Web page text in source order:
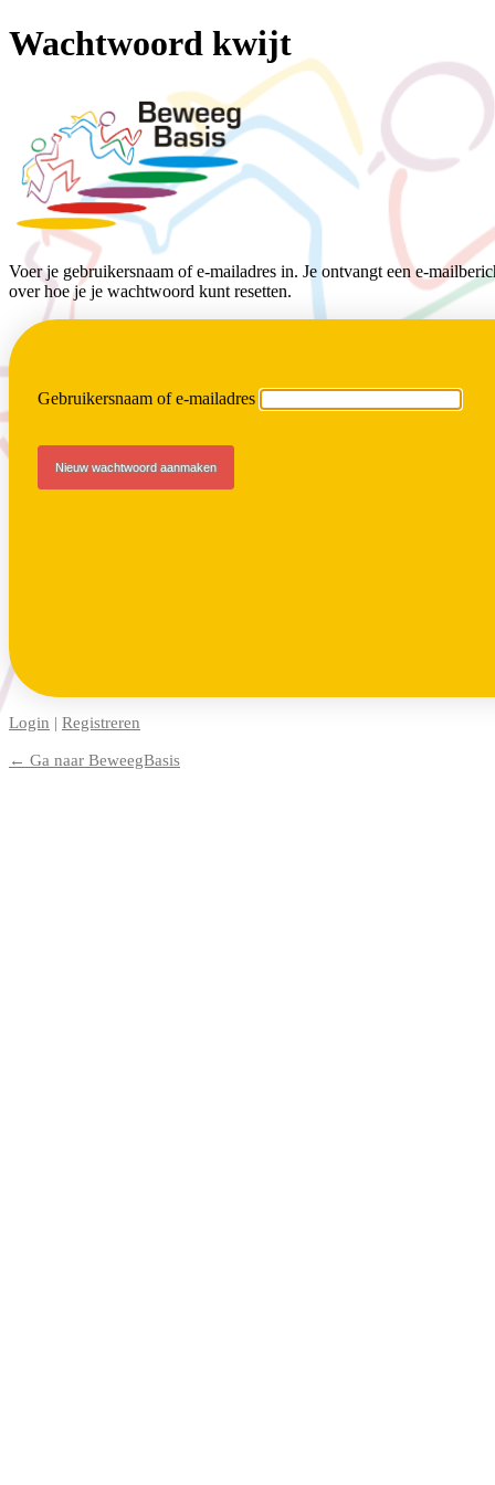
Wachtwoord kwijt
BeweegBasis
Voer je gebruikersnaam of e-mailadres in. Je ontvangt een e-
over hoe je je wachtwoord kunt resetten.
Gebruikersnaam of e-mailadres
Login | Registreren
← Ga naar BeweegBasis